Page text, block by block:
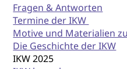
Fragen & Antworten
Termine der IKW
Motive und Materialien
Die Geschichte der IKW
IKW 2025